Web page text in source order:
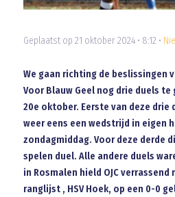
Geplaatst op 21 oktober 2024 • 8:12 •
We gaan richting de beslissingen
Voor Blauw Geel nog drie duels te
20e oktober. Eerste van deze drie
weer eens een wedstrijd in eigen
zondagmiddag. Voor deze derde
spelen duel. Alle andere duels
in Rosmalen hield OJC verrassend
ranglijst , HSV Hoek, op een 0-0